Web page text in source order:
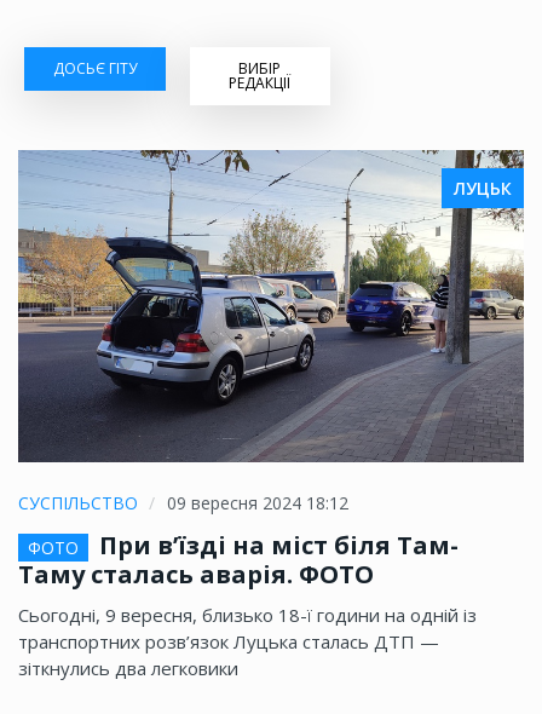
ДОСЬЄ ГІТУ ВИБІР
РЕДАКЦІЇ
ЛУЦЬК
СУСПІЛЬСТВО
09 вересня 2024 18:12
ФОТО
При в’їзді на міст біля Там-
Таму сталась аварія. ФОТО
Сьогодні, 9 вересня, близько 18-ї години на одній із
транспортних розв’язок Луцька сталась ДТП —
зіткнулись два легковики